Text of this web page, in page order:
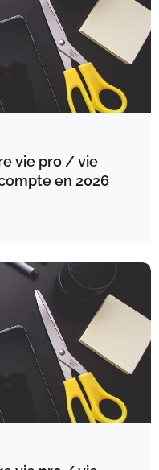
vie pro / vie
en 2026